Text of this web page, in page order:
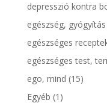
depresszió kontra
egészség, gyógyítás
egészséges
egészséges test,
ego, mind (15)
Egyéb (1)